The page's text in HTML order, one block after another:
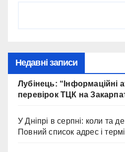
Недавні записи
Лубінець: “Інформаційні
перевірок ТЦК на
У Дніпрі в серпні: коли та
Повний список адрес і